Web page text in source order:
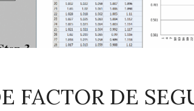
FACTOR DE